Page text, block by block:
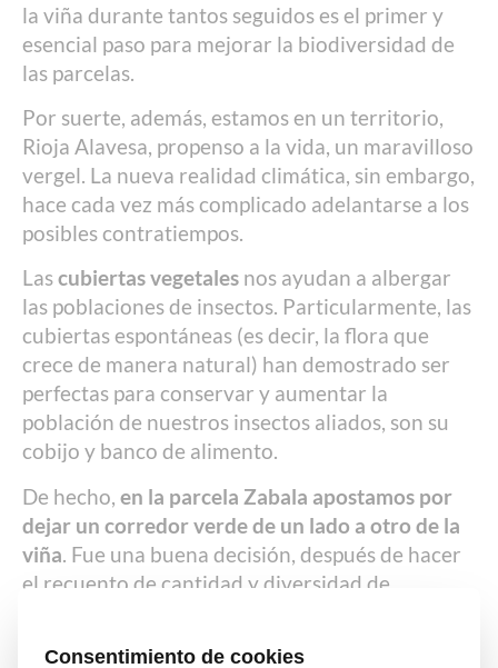
la viña durante tantos seguidos es el primer y
esencial paso para mejorar la biodiversidad de
las parcelas.
Por suerte, además, estamos en un territorio,
Rioja Alavesa, propenso a la vida, un maravilloso
vergel. La nueva realidad climática, sin embargo,
hace cada vez más complicado adelantarse a los
posibles contratiempos.
Lascubiertas vegetalesnos ayudan a albergar
las poblaciones de insectos. Particularmente, las
cubiertas espontáneas (es decir, la flora que
crece de manera natural) han demostrado ser
perfectas para conservar y aumentar la
población de nuestros insectos aliados, son su
cobijo y banco de alimento.
De hecho, en la parcela Zabala apostamos por
dejar un corredor verde de un lado a otro de la
viña. Fue una buena decisión, después de hacer
el recuento de cantidad y diversidad de